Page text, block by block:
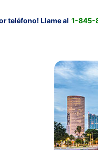
teléfono! Llame al 1-845-